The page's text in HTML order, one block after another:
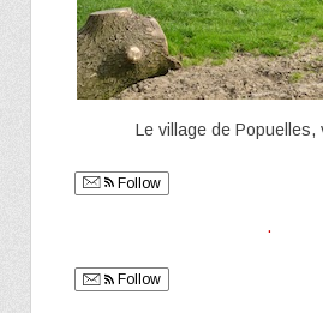
Le village de Popuelles,
Follow
.
Follow